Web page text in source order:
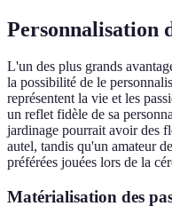
Personnalisation
L'un des plus grands
la possibilité de le
représentent la vie et les
un reflet fidèle de sa
jardinage pourrait avoir des
autel, tandis qu'un amateur
préférées jouées lors de la
Matérialisation des